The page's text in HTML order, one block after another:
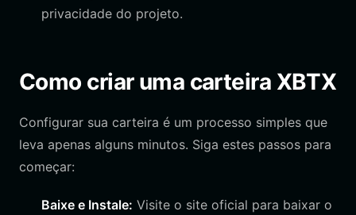
privacidade do projeto.
Como criar uma carteira XBTX
Configurar sua carteira é um processo simples que
leva apenas alguns minutos. Siga estes passos para
começar:
Baixe e Instale: Visite o site oficial para baixar o